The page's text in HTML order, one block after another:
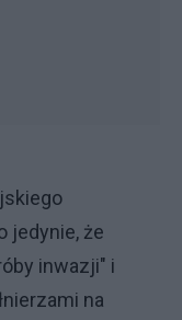
jedynie, że
inwazji" i
na